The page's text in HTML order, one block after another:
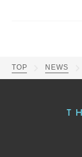
TOP NEWS